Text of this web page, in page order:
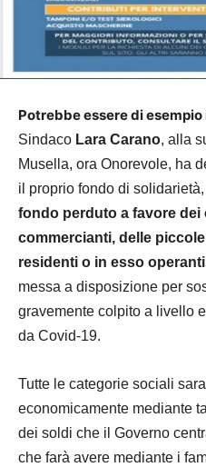
Potrebbe essere di
Sindaco Lara Carano, alla
Musella, ora Onorevole, ha
il proprio fondo di
fondo perduto a favore dei
commercianti, delle
residenti o in esso
messa a disposizione per
gravemente colpito a livello
da Covid-19.
Tutte le categorie sociali
economicamente mediante
dei soldi che il Governo
che farà avere mediante i